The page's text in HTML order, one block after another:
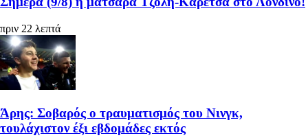
πριν 22 λεπτά
Άρης: Σοβαρός ο τραυματισμός του Νινγκ,
τουλάχιστον έξι εβδομάδες εκτός